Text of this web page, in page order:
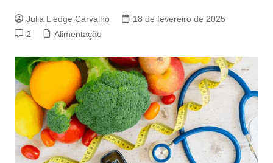
Julia Liedge Carvalho
18 de fevereiro de 2025
2
Alimentação